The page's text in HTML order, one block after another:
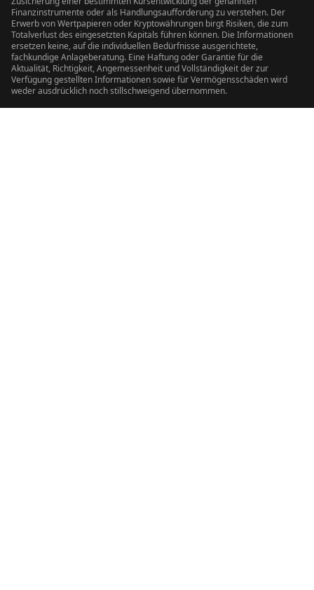
Finanzinstrumente oder als Handlungsaufforderung zu verstehen. Der
Erwerb von Wertpapieren oder Kryptowährungen birgt Risiken, die zum
Totalverlust des eingesetzten Kapitals führen können. Die Informationen
ersetzen keine, auf die individuellen Bedürfnisse ausgerichtete,
fachkundige Anlageberatung. Eine Haftung oder Garantie für die
Aktualität, Richtigkeit, Angemessenheit und Vollständigkeit der zur
Verfügung gestellten Informationen sowie für Vermögensschäden wird
weder ausdrücklich noch stillschweigend übernommen.